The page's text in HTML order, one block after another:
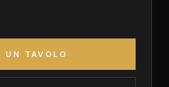
UN TAVOLO